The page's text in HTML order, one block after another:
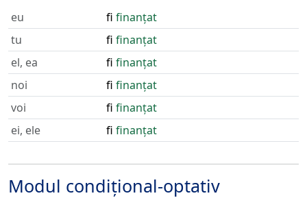
eu fi finanțat
tu
fi finanțat
el, ea
fi finanțat
noi
fi finanțat
voi
fi finanțat
ei, ele
fi finanțat
Modul condițional-optativ